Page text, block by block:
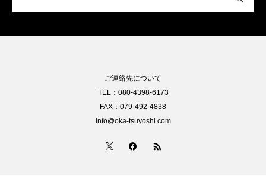
ご連絡先について
TEL：080-4398-6173
FAX：079-492-4838
info@oka-tsuyoshi.com